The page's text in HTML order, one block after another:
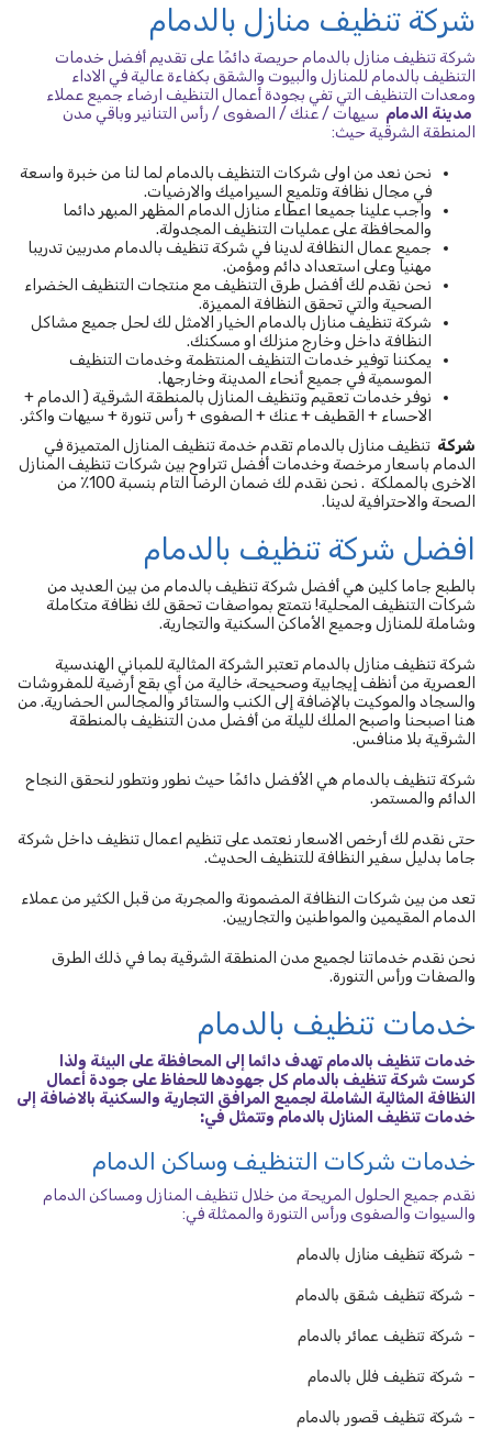
شركة تنظيف منازل بالدمام
شركة تنظيف منازل بالدمام حريصة دائمًا على تقديم أفضل خدمات
التنظيف بالدمام للمنازل والبيوت والشقق بكفاءة عالية في الاداء
ومعدات التنظيف التي تفي بجودة أعمال التنظيف ارضاء جميع عملاء
مدينة الدمام سيهات / عنك / الصفوى / رأس التنانير وباقي مدن
المنطقة الشرقية حيث:
نحن نعد من اولى شركات التنظيف بالدمام لما لنا من خبرة واسعة
في مجال نظافة وتلميع السيراميك والارضيات.
واجب علينا جميعا اعطاء منازل الدمام المظهر المبهر دائما
والمحافظة على عمليات التنظيف المجدولة.
جميع عمال النظافة لدينا في شركة تنظيف بالدمام مدربين تدريبا
مهنيا وعلى استعداد دائم ومؤمن.
نحن نقدم لك أفضل طرق التنظيف مع منتجات التنظيف الخضراء
الصحية والتي تحقق النظافة المميزة.
شركة تنظيف منازل بالدمام الخيار الامثل لك لحل جميع مشاكل
النظافة داخل وخارج منزلك او مسكنك.
يمكننا توفير خدمات التنظيف المنتظمة وخدمات التنظيف
الموسمية في جميع أنحاء المدينة وخارجها.
نوفر خدمات تعقيم وتنظيف المنازل بالمنطقة الشرقية ( الدمام +
الاحساء + القطيف + عنك + الصفوى + رأس تنورة + سيهات واكثر.
شركة تنظيف منازل بالدمام تقدم خدمة تنظيف المنازل المتميزة في
الدمام باسعار مرخصة وخدمات أفضل تتراوح بين شركات تنظيف المنازل
الاخرى بالمملكة .
نحن نقدم لك ضمان الرضا التام بنسبة 100٪ من
الصحة والاحترافية لدينا.
افضل شركة تنظيف بالدمام
بالطبع جاما كلين هي أفضل شركة تنظيف بالدمام من بين العديد من
شركات التنظيف المحلية! نتمتع بمواصفات تحقق لك نظافة متكاملة
وشاملة للمنازل وجميع الأماكن السكنية والتجارية.
شركة تنظيف منازل بالدمام تعتبر الشركة المثالية للمباني الهندسية
العصرية من أنظف إيجابية وصحيحة، خالية من أي بقع أرضية للمفروشات
والسجاد والموكيت بالإضافة إلى الكنب والستائر والمجالس الحضارية. من
هنا اصبحنا واصبح الملك لليلة من أفضل مدن التنظيف بالمنطقة
الشرقية بلا منافس.
شركة تنظيف بالدمام هي الأفضل دائمًا حيث نطور ونتطور لنحقق النجاح
الدائم والمستمر.
حتى نقدم لك أرخص الاسعار نعتمد على تنظيم اعمال تنظيف داخل شركة
جاما بدليل سفير النظافة للتنظيف الحديث.
تعد من بين شركات النظافة المضمونة والمجربة من قبل الكثير من عملاء
الدمام المقيمين والمواطنين والتجاريين.
نحن نقدم خدماتنا لجميع مدن المنطقة الشرقية بما في ذلك الطرق
والصفات ورأس التنورة.
خدمات تنظيف بالدمام
خدمات تنظيف بالدمام تهدف دائما إلى المحافظة على البيئة ولذا
كرست شركة تنظيف بالدمام كل جهودها للحفاظ على جودة أعمال
النظافة المثالية الشاملة لجميع المرافق التجارية والسكنية بالاضافة إلى
خدمات تنظيف المنازل بالدمام وتتمثل في:
خدمات شركات التنظيف وساكن الدمام
نقدم جميع الحلول المريحة من خلال تنظيف المنازل ومساكن الدمام
والسيوات والصفوى ورأس التنورة والممثلة في:
- شركة تنظيف منازل بالدمام
- شركة تنظيف شقق بالدمام
- شركة تنظيف عمائر بالدمام
- شركة تنظيف فلل بالدمام
- شركة تنظيف قصور بالدمام